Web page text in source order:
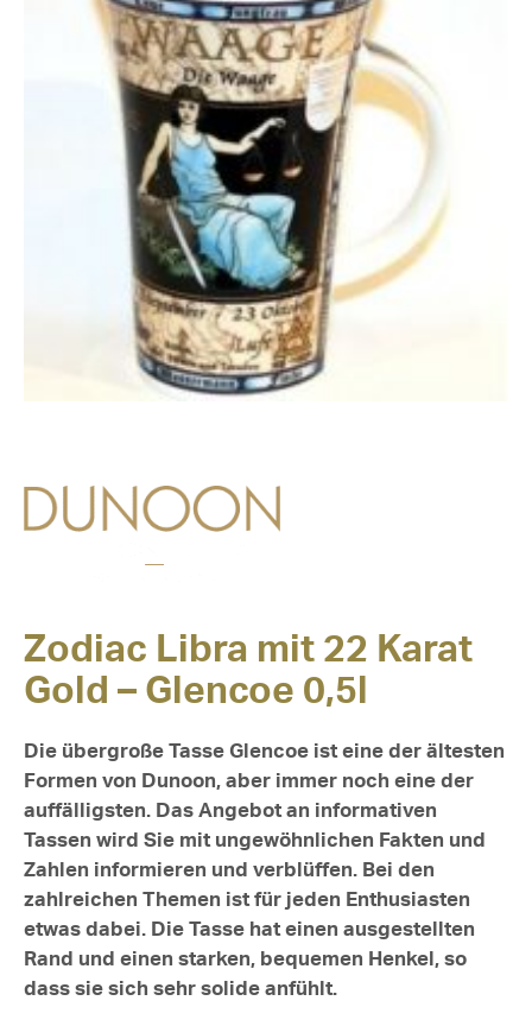
Zodiac Libra mit 22 Karat
Gold – Glencoe 0,5l
Die übergroße Tasse Glencoe ist eine der ältesten
Formen von Dunoon, aber immer noch eine der
auffälligsten. Das Angebot an informativen
Tassen wird Sie mit ungewöhnlichen Fakten und
Zahlen informieren und verblüffen. Bei den
zahlreichen Themen ist für jeden Enthusiasten
etwas dabei. Die Tasse hat einen ausgestellten
Rand und einen starken, bequemen Henkel, so
dass sie sich sehr solide anfühlt.